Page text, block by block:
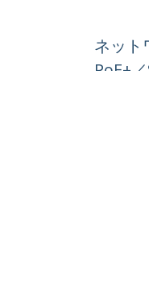
ネット
PoE+